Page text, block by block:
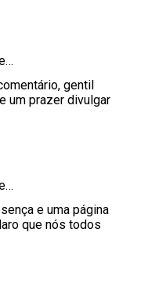
gentil
um prazer divulgar
e uma página
que nós todos